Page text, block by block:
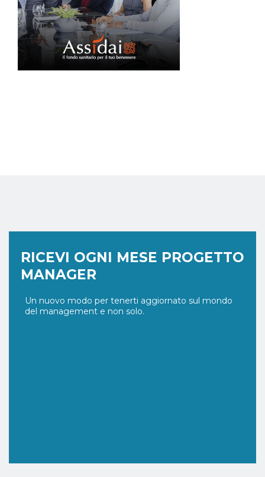
RICEVI OGNI MESE PROGETTO
MANAGER
Un nuovo modo per tenerti aggiornato sul mondo
del management e non solo.